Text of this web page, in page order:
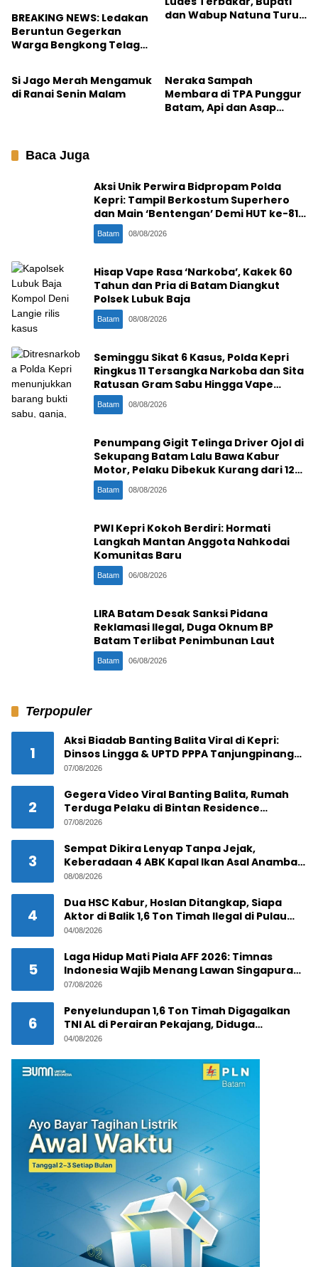
BREAKING NEWS: Ledakan
Beruntun Gegerkan
Warga Bengkong Telaga
dan Wabup Natuna Turun
Natuna
Si Jago Merah Mengamuk
di Ranai Senin Malam
Neraka Sampah
Membara di TPA Punggur
Batam, Api dan Asap
Baca Juga
Aksi Unik Perwira Bidpropam Polda
Kepri: Tampil Berkostum Superhero
dan Main ‘Bentengan’ Demi HUT ke-81
RIBatam 08/08/2026
Hisap Vape Rasa ‘Narkoba’, Kakek 60
Tahun dan Pria di Batam Diangkut
Polsek Lubuk Baja
Batam 08/08/2026
Seminggu Sikat 6 Kasus, Polda Kepri
Ringkus 11 Tersangka Narkoba dan Sita
Ratusan Gram Sabu Hingga Vape
Etomidate
Batam 08/08/2026
Penumpang Gigit Telinga Driver Ojol di
Sekupang Batam Lalu Bawa Kabur
Motor, Pelaku Dibekuk Kurang dari 12
Jam
Batam 08/08/2026
PWI Kepri Kokoh Berdiri: Hormati
Langkah Mantan Anggota Nahkodai
Komunitas Baru
Batam 06/08/2026
LIRA Batam Desak Sanksi Pidana
Reklamasi Ilegal, Duga Oknum BP
Batam Terlibat Penimbunan Laut
Batam 06/08/2026
Terpopuler
1
Aksi Biadab Banting Balita Viral di Kepri:
Dinsos Lingga & UPTD PPPA Tanjungpinang
Lacak Pelaku
07/08/2026
2
Gegera Video Viral Banting Balita, Rumah
Terduga Pelaku di Bintan Residence
Tanjungpinang Diserbu Warga
07/08/2026
3
Sempat Dikira Lenyap Tanpa Jejak,
Keberadaan 4 ABK Kapal Ikan Asal Anambas
Akhirnya Terkuak!
08/08/2026
4
Dua HSC Kabur, Hoslan Ditangkap, Siapa
Aktor di Balik 1,6 Ton Timah Ilegal di Pulau
Pekajang ?
04/08/2026
5
Laga Hidup Mati Piala AFF 2026: Timnas
Indonesia Wajib Menang Lawan Singapura
Demi Tiket Semifinal
07/08/2026
6
Penyelundupan 1,6 Ton Timah Digagalkan
TNI AL di Perairan Pekajang, Diduga
Melibatkan Jaringan Internasional
04/08/2026